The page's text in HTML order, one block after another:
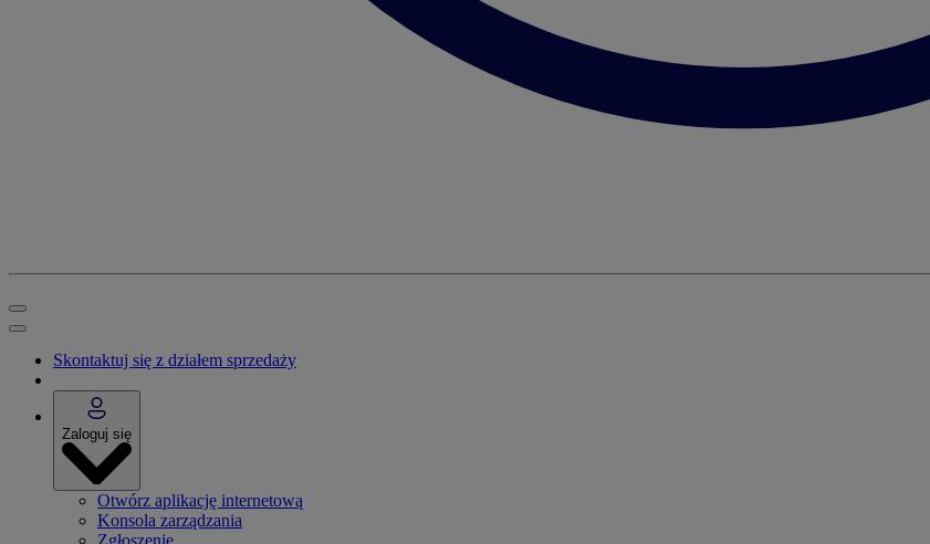
Skontaktuj się z działem sprzedaży
Zaloguj się
Otwórz aplikację internetową
Konsola zarządzania
Zgłoszenie